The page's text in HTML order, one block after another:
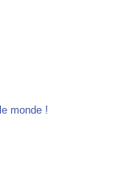
monde !